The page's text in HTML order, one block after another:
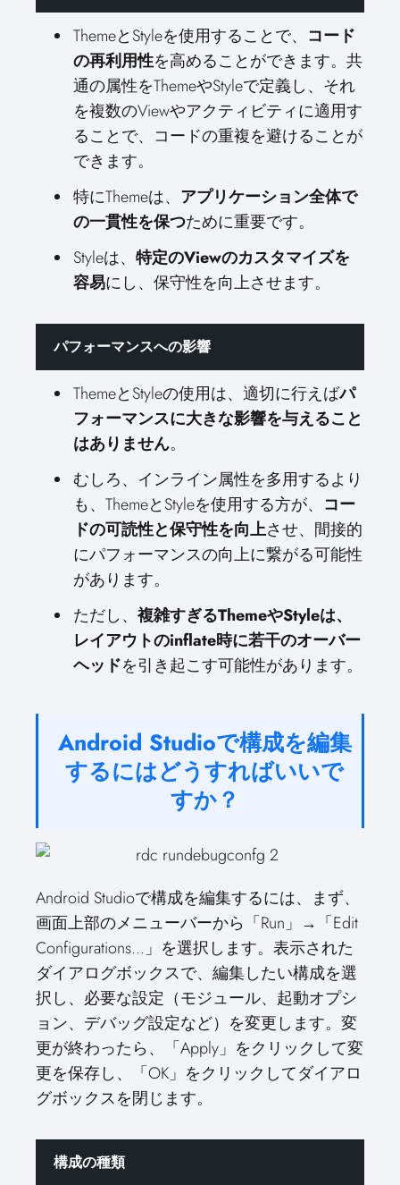
ThemeとStyleを使用することで、 コード
の再利用性を高めることができます。共
通の属性をThemeやStyleで定義し、それ
を複数のViewやアクティビティに適用す
ることで、コードの重複を避けることが
できます。
特にThemeは、 アプリケーション全体で
の一貫性を保つために重要です。
Styleは、 特定のViewのカスタマイズを
容易にし、保守性を向上させます。
パフォーマンスへの影響
ThemeとStyleの使用は、適切に行えばパ
フォーマンスに大きな影響を与えること
はありません。
むしろ、インライン属性を多用するより
も、ThemeとStyleを使用する方が、 コー
ドの可読性と保守性を向上させ、間接的
にパフォーマンスの向上に繋がる可能性
があります。
ただし、 複雑すぎるThemeやStyleは、
レイアウトのinflate時に若干のオーバー
ヘッドを引き起こす可能性があります。
Android Studioで構成を編集
するにはどうすればいいで
すか？
Android Studioで構成を編集するには、まず、
画面上部のメニューバーから「Run」→「Edit
Configurations...」を選択します。表示された
ダイアログボックスで、編集したい構成を選
択し、必要な設定（モジュール、起動オプシ
ョン、デバッグ設定など）を変更します。変
更が終わったら、「Apply」をクリックして変
更を保存し、「OK」をクリックしてダイアロ
グボックスを閉じます。
構成の種類